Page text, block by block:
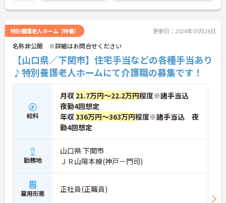
特別養護老人ホーム（特養） 更新日：2026年05月26日
名称非公開 ※詳細はお問合せください
【山口県／下関市】住宅手当などの各種手当あり
♪特別養護老人ホームにて介護職の募集です！
給料
月収 21.7万円～22.2万円程度※諸手当込
夜勤4回想定
年収336万円～363万円程度※諸手当込 夜
勤4回想定
勤務地
山口県 下関市
ＪＲ山陽本線(神戸－門司)
雇用形態 正社員(正職員)